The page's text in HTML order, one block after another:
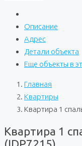
Описание
Адрес
Детали объекта
Еще объекты в
Главная
Квартиры
Квартира 1
Квартира 1